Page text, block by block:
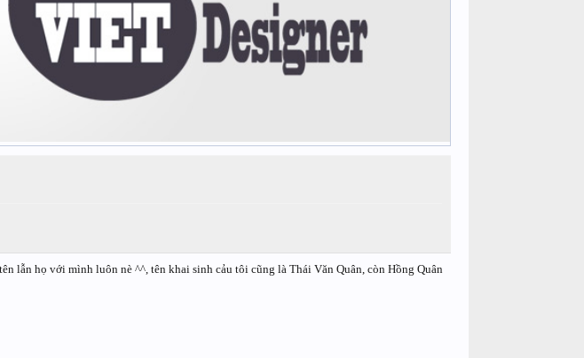
lẫn họ với mình luôn nè ^^, tên khai sinh cảu tôi cũng là Thái Văn Quân, còn Hồng Quân